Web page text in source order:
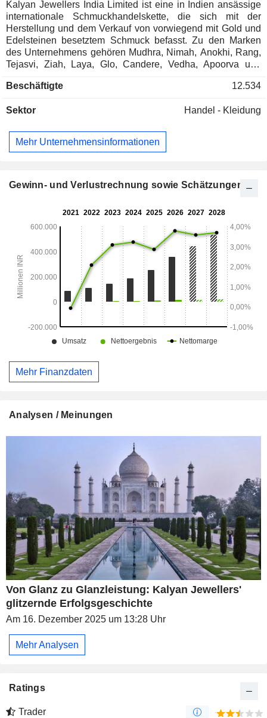
Kalyan Jewellers India Limited ist eine in Indien ansässige
internationale Schmuckhandelskette, die sich mit der
Herstellung und dem Verkauf von vorwiegend mit Gold und
Edelsteinen besetztem Schmuck befasst. Zu den Marken
des Unternehmens gehören Mudhra, Nimah, Anokhi, Rang,
Tejasvi, Ziah, Laya, Glo, Candere, Vedha, Apoorva und
Armreifen, Armbänder, Nasenstecker, Choker-Sets,
Ohrringe, Anhänger, Fußkettchen, Perlenstecker, Moti-Sets,
Ohrstecker. Das Unternehmen fertigt Schmuck aus
verschiedenen Metallen wie Gold, Diamanten, Silber, Platin,
und den Vereinigten Staaten von Amerika. Zu seinen
Kalyan Jewellers LLC, Kalyan Jewellers for Golden Jewelry
Bahrain W.L.L. und Enovate Lifestyles Private Limited.
Beschäftigte 12.534
Sektor Handel - Kleidung
Mehr Unternehmensinformationen
Gewinn- und Verlustrechnung sowie Schätzungen
Mehr Finanzdaten
Analysen / Meinungen
Von Glanz zu Glanzleistung: Kalyan Jewellers'
glitzernde Erfolgsgeschichte
Am 16. Dezember 2025 um 13:28 Uhr
Mehr Analysen
Ratings
Trader